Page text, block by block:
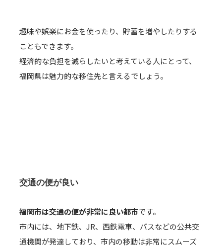
趣味や娯楽にお金を使ったり、貯蓄を増やしたりする
こともできます。
経済的な負担を減らしたいと考えている人にとって、
福岡県は魅力的な移住先と言えるでしょう。
交通の便が良い
福岡市は交通の便が非常に良い都市です。
市内には、地下鉄、JR、西鉄電車、バスなどの公共交
通機関が発達しており、市内の移動は非常にスムーズ